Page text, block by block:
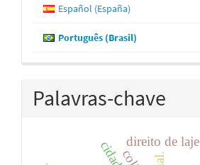
Español (España)
Português (Brasil)
Palavras-chave
direito de laje